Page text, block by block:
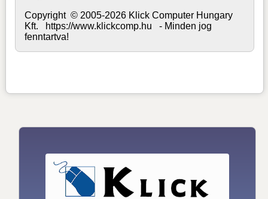
Copyright © 2005-2026 Klick Computer Hungary
Kft. https://www.klickcomp.hu - Minden jog
fenntartva!